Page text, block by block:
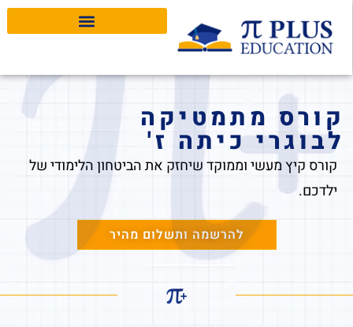
קורס מתמטיקה
לבוגרי כיתה ז'
קורס קיץ מעשי וממוקד שיחזק את הביטחון הלימודי של
ילדכם.
להרשמה ותשלום מהיר